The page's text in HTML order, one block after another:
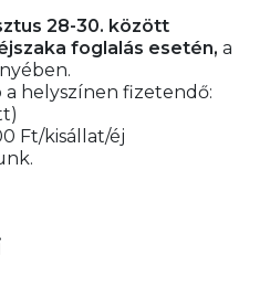
28-30. között
foglalás esetén, a
helyszínen fizetendő:
Ft/kisállat/éj